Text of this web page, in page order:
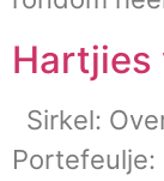
Hartjies
Sirkel:
Portefeulje: